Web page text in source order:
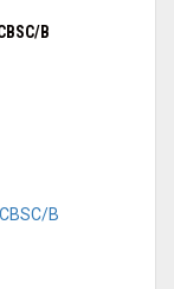
B